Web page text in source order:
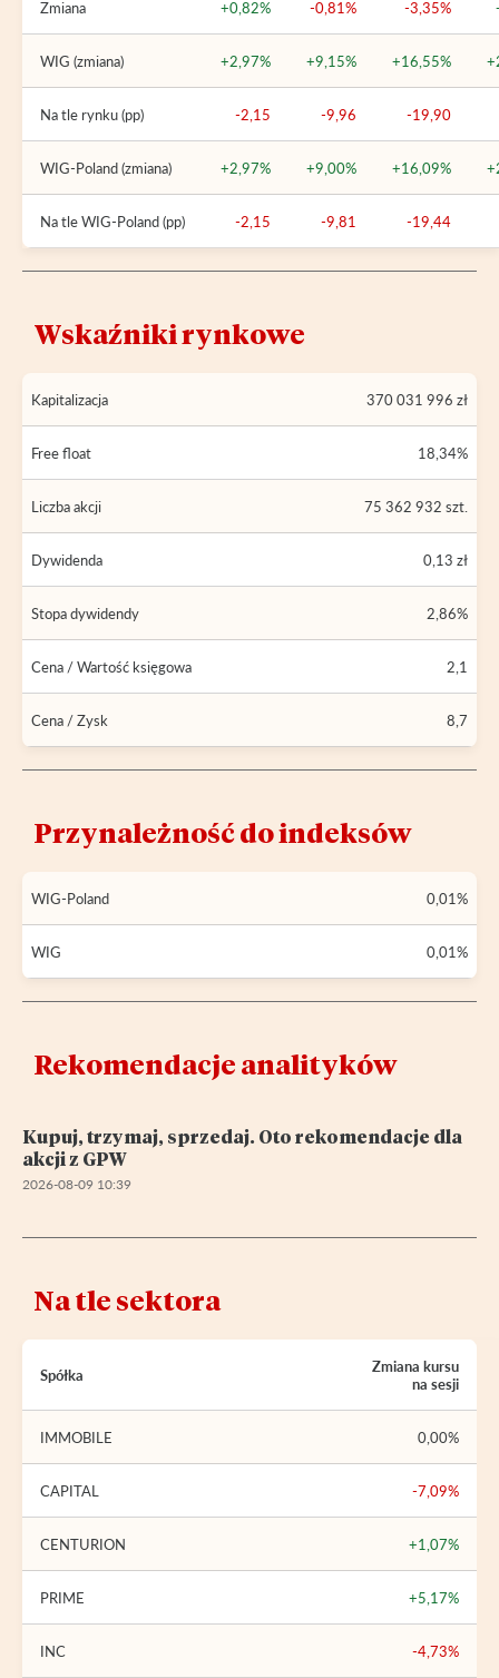
Zmiana +0,82% -0,81% -3,35%
WIG (zmiana) +2,97% +9,15% +16,55%
Na tle rynku (pp) -2,15 -9,96 -19,90
WIG-Poland (zmiana) +2,97% +9,00% +16,09%
Na tle WIG-Poland (pp) -2,15 -9,81 -19,44
Wskaźniki rynkowe
Kapitalizacja 370 031 996 zł
Free float 18,34%
Liczba akcji 75 362 932 szt.
Dywidenda 0,13 zł
Stopa dywidendy 2,86%
Cena / Wartość księgowa 2,1
Cena / Zysk 8,7
Przynależność do indeksów
WIG-Poland 0,01%
WIG 0,01%
Rekomendacje analityków
Kupuj, trzymaj, sprzedaj. Oto rekomendacje dla
akcji z GPW
2026-08-09 10:39
Na tle sektora
Spółka
Zmiana kursu
na sesji
IMMOBILE 0,00%
CAPITAL -7,09%
CENTURION +1,07%
PRIME +5,17%
INC -4,73%